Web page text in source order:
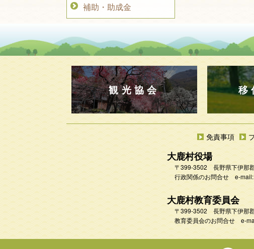
補助・助成金
観光協会 移
免責事項
大鹿村役場
〒399-3502 長野県下伊那
行政関係のお問合せ e-mail:
大鹿村教育委員会
〒399-3502 長野県下伊那
教育委員会のお問合せ e-